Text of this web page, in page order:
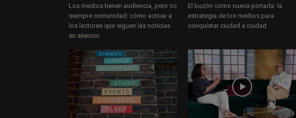
Los medios tienen audiencia, pero no
siempre comunidad: cómo activar a
los lectores que siguen las noticias
en silencio
El buzón como nueva portada: la
estrategia de los medios para
conquistar ciudad a ciudad